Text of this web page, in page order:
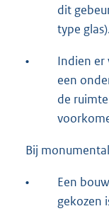
dit
type
•
Indien er
een
de
Bij
•
Een
gekozen